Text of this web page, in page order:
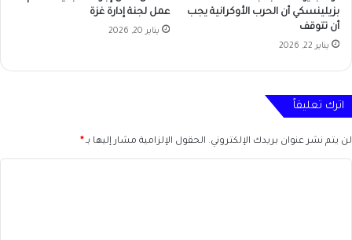
بزيلينسكي أن الحرب الأوكرانية يجب
أن تتوقف
يناير 22, 2026
عمل لجنة إدارة غزة
يناير 20, 2026
اترك تعليقاً
لن يتم نشر عنوان بريدك الإلكتروني. الحقول الإلزامية مشار إليها بـ*